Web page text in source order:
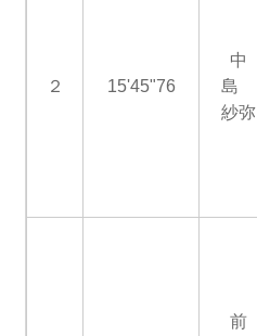
２ 15'45"76
中
島
紗弥
前